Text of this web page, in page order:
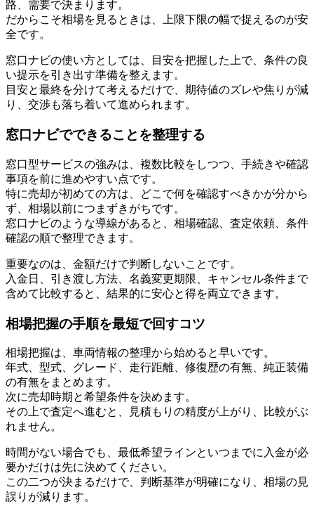
路、需要で決まります。
だからこそ相場を見るときは、上限下限の幅で捉えるのが安
全です。
窓口ナビの使い方としては、目安を把握した上で、条件の良
い提示を引き出す準備を整えます。
目安と最終を分けて考えるだけで、期待値のズレや焦りが減
り、交渉も落ち着いて進められます。
窓口ナビでできることを整理する
窓口型サービスの強みは、複数比較をしつつ、手続きや確認
事項を前に進めやすい点です。
特に売却が初めての方は、どこで何を確認すべきかが分から
ず、相場以前につまずきがちです。
窓口ナビのような導線があると、相場確認、査定依頼、条件
確認の順で整理できます。
重要なのは、金額だけで判断しないことです。
入金日、引き渡し方法、名義変更期限、キャンセル条件まで
含めて比較すると、結果的に安心と得を両立できます。
相場把握の手順を最短で回すコツ
相場把握は、車両情報の整理から始めると早いです。
年式、型式、グレード、走行距離、修復歴の有無、純正装備
の有無をまとめます。
次に売却時期と希望条件を決めます。
その上で査定へ進むと、見積もりの精度が上がり、比較がぶ
れません。
時間がない場合でも、最低希望ラインといつまでに入金が必
要かだけは先に決めてください。
この二つが決まるだけで、判断基準が明確になり、相場の見
誤りが減ります。